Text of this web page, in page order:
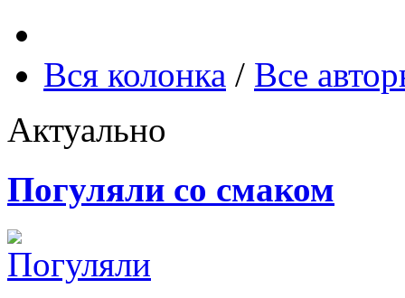
Вся колонка / Все
Актуально
Погуляли со смаком